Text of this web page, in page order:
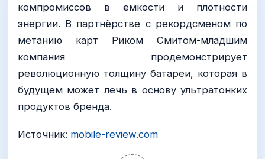
компромиссов в ёмкости и плотности
энергии. В партнёрстве с рекордсменом по
метанию карт Риком Смитом-младшим
компания продемонстрирует
революционную толщину батареи, которая в
будущем может лечь в основу ультратонких
продуктов бренда.
Источник: mobile-review.com